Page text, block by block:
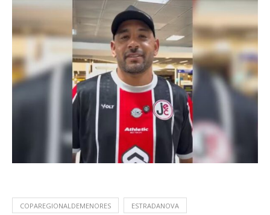
COPAREGIONALDEMENORES ESTRADANOVA